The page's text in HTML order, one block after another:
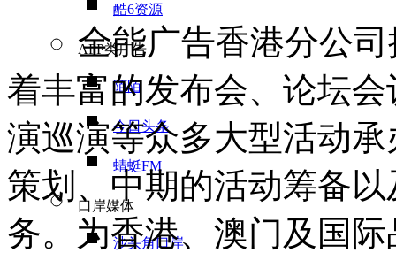
酷6资源
APP类广告
陌陌
今日头条
蜻蜓FM
口岸媒体
沙头角口岸
全能广告香港分公司
着丰富的发布会、论坛
演巡演等众多大型活动
策划、中期的活动筹备
务。为香港、澳门及国